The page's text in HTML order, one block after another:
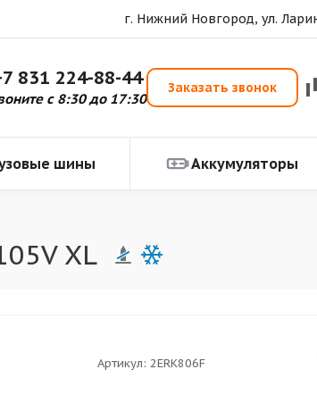
г. Нижний Новгород, ул.
831 224-88-44
с 8:30 до 17:30
Заказать звонок
шины Аккумуляторы
XL
Артикул: 2ERK806F